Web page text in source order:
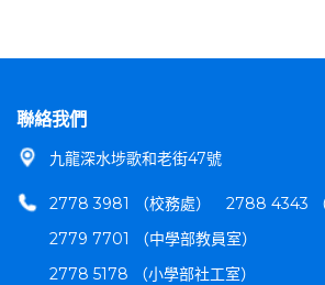
聯絡我們
九龍深水埗歌和老街47號
2778 3981 （校務處）
2788 4343 （
2779 7701 （中學部教員室）
2778 5178 （小學部社工室）